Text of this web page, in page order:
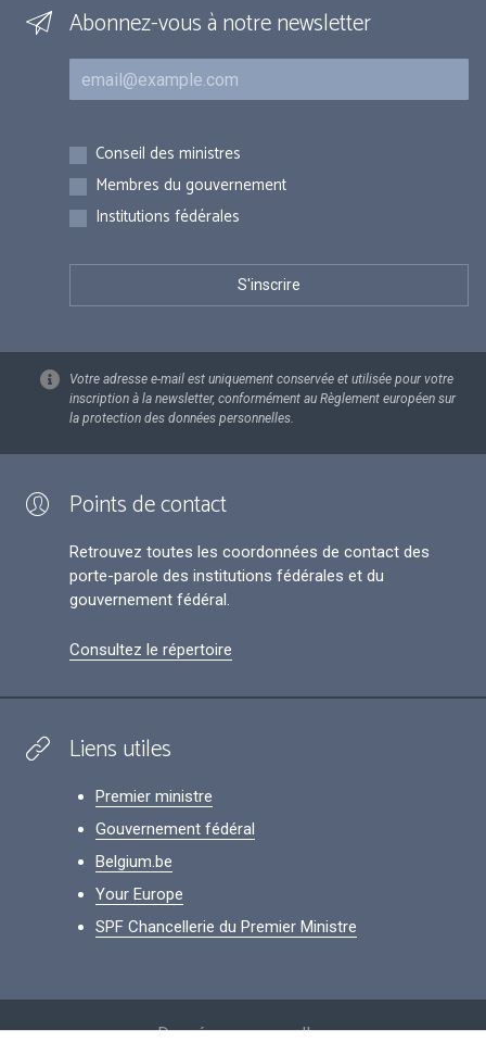
Abonnez-vous à notre newsletter
Courriel
Inscriptions
Conseil des ministres
Membres du gouvernement
Institutions fédérales
Votre adresse e-mail est uniquement conservée et utilisée pour votre
inscription à la newsletter, conformément au Règlement européen sur
la protection des données personnelles.
Points de contact
Retrouvez toutes les coordonnées de contact des
porte-parole des institutions fédérales et du
gouvernement fédéral.
Consultez le répertoire
Liens utiles
Premier ministre
Gouvernement fédéral
Belgium.be
Your Europe
SPF Chancellerie du Premier Ministre
Données personnelles